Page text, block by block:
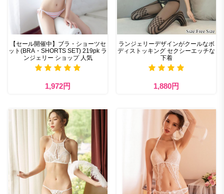
【セール開催中】ブラ・ショーツセ
ット(BRA・SHORTS SET) 219pk ラ
ンジェリー ショップ 人気
1,972円
ランジェリーデザインがクールなボ
ディストッキング セクシーエッチな
下着
1,880円